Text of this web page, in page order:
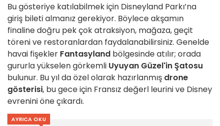
Bu gösteriye katılabilmek için Disneyland Parkı’na
giriş bileti almanız gerekiyor. Böylece akşamın
finaline doğru pek çok atraksiyon, mağaza, geçit
töreni ve restoranlardan faydalanabilirsiniz. Genelde
havai fişekler Fantasyland bölgesinde atılır; orada
gururla yükselen görkemli Uyuyan Güzel'in Şatosu
bulunur. Bu yıl da özel olarak hazırlanmış drone
gösterisi, bu gece için Fransız değerl leurini ve Disney
evrenini öne çıkardı.
AYRICA OKU